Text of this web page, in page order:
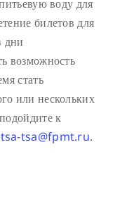
воду для
билетов для
дни
возможность
стать
или нескольких
к
tsa-tsa@fpmt.ru.